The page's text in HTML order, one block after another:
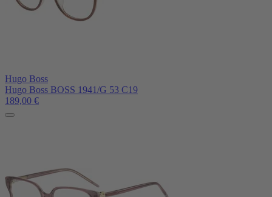
Hugo Boss
Hugo Boss BOSS 1941/G 53 C19
189,00 €